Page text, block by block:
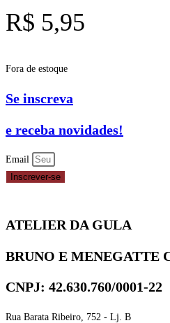
R$ 5,95
Fora de estoque
Se inscreva
e receba novidades!
Email
Inscrever-se
ATELIER DA GULA
BRUNO E MENEGATTE
CNPJ: 42.630.760/0001-22
Rua Barata Ribeiro, 752 - Lj. B